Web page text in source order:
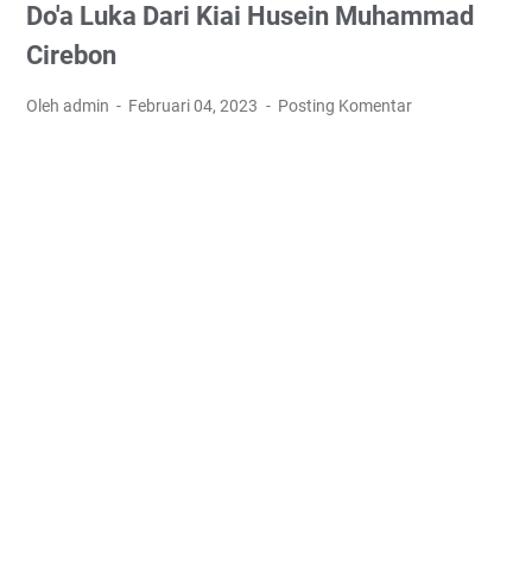
Do'a Luka Dari Kiai Husein Muhammad
Cirebon
Oleh admin Februari 04, 2023 Posting Komentar